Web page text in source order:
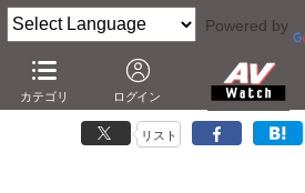
Powered by
カテゴリ ログイン
'11年発売のBD機器はアナログ出力をSD解
－AACSの規定で480iに。DIGAや各社レコ
リスト